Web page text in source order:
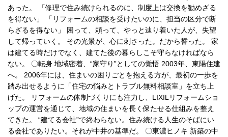
あった。 「修理で住み続けられるのに、制度上は交換を勧めざる
を得ない」 「リフォームの相談を受けたいのに、担当の区分で断
らざるを得ない」 困って、頼って、やっと辿り着いた人が、失望
して帰っていく。 その光景が、心に刺さった。だから誓った。 家
は建てる時だけでなく、建てた後の暮らしこそ守らなければなら
ない。 〇転身 地域密着、“家守り”としての覚悟 2003年、東陽住建
へ。 2006年には、住まいの困りごとを抱える方が、最初の一歩を
踏み出せるように「住宅の悩みとトラブル無料相談室」を立ち上
げた。 リフォームの体制づくりにも注力し、LIXILリフォームショ
ップの運営を通じて、地域の住まいを長く保たせる仕組みを整え
てきた。 “建てる会社”で終わらない。住み続ける人生のそばにい
る会社でありたい。それが中井の基準だ。 〇東濃ヒノキ 新築の中